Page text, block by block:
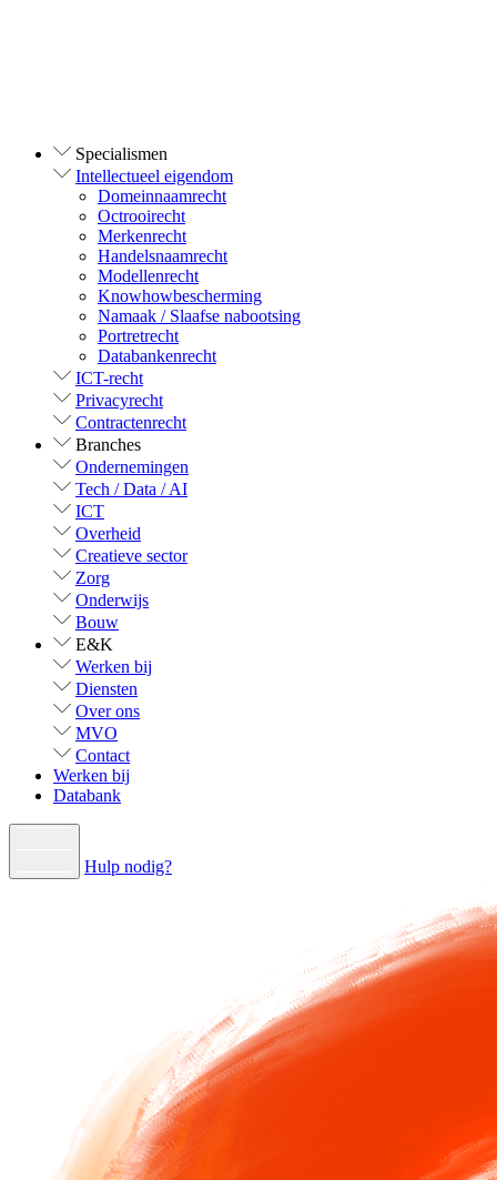
Specialismen
Intellectueel eigendom
Domeinnaamrecht
Octrooirecht
Merkenrecht
Handelsnaamrecht
Modellenrecht
Knowhowbescherming
Namaak / Slaafse nabootsing
Portretrecht
Databankenrecht
ICT-recht
Privacyrecht
Contractenrecht
Branches
Ondernemingen
Tech / Data / AI
ICT
Overheid
Creatieve sector
Zorg
Onderwijs
Bouw
E&K
Werken bij
Diensten
Over ons
MVO
Contact
Werken bij
Databank
Hulp nodig?